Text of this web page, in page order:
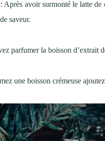
: Après avoir surmonté le latte
saveur.
parfumer la boisson d’extrait
une boisson crémeuse